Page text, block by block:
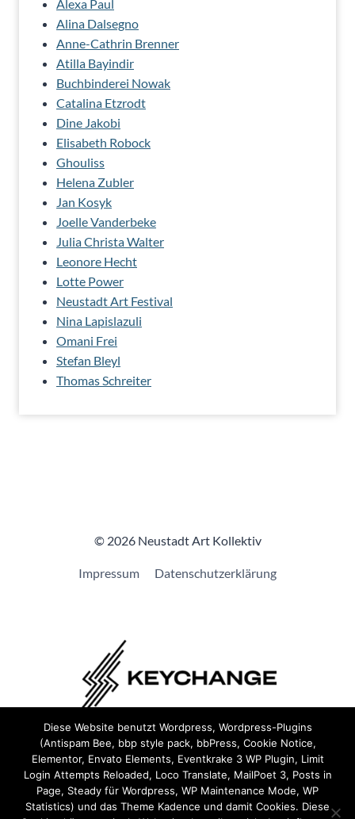
Alexa Paul
Alina Dalsegno
Anne-Cathrin Brenner
Atilla Bayindir
Buchbinderei Nowak
Catalina Etzrodt
Dine Jakobi
Elisabeth Robock
Ghouliss
Helena Zubler
Jan Kosyk
Joelle Vanderbeke
Julia Christa Walter
Leonore Hecht
Lotte Power
Neustadt Art Festival
Nina Lapislazuli
Omani Frei
Stefan Bleyl
Thomas Schreiter
© 2026 Neustadt Art Kollektiv
Impressum Datenschutzerklärung
Wir sind Teil vonKeychange und haben einePledge
unterzeichnet.
Diese Website benutzt Wordpress, Wordpress-Plugins
(Antispam Bee, bbp style pack, bbPress, Cookie Notice,
Elementor, Envato Elements, Eventkrake 3 WP Plugin, Limit
Login Attempts Reloaded, Loco Translate, MailPoet 3, Posts in
Page, Steady für Wordpress, WP Maintenance Mode, WP
Statistics) und das Theme Kadence und damit Cookies. Diese